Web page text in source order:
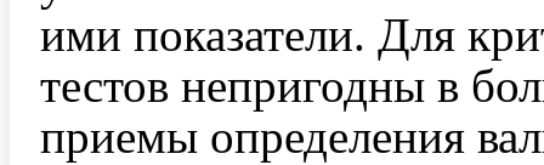
ими показатели. Для
тестов непригодны в
приемы определения